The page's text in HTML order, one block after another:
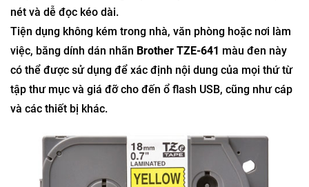
nét và dễ đọc kéo dài.
Tiện dụng không kém trong nhà, văn phòng hoặc nơi làm
việc, băng dính dán nhãn Brother TZE-641 màu đen này
có thể được sử dụng để xác định nội dung của mọi thứ từ
tập thư mục và giá đỡ cho đến ổ flash USB, cũng như cáp
và các thiết bị khác.